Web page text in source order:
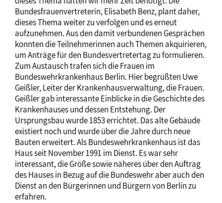
Bundesfrauenvertreterin, Elisabeth Benz, plant daher,
dieses Thema weiter zu verfolgen und es erneut
aufzunehmen. Aus den damit verbundenen Gesprächen
konnten die Teilnehmerinnen auch Themen akquirieren,
um Anträge für den Bundesvertretertag zu formulieren.
Zum Austausch trafen sich die Frauen im
Bundeswehrkrankenhaus Berlin. Hier begrüßten Uwe
Geißler, Leiter der Krankenhausverwaltung, die Frauen.
Geißler gab interessante Einblicke in die Geschichte des
Krankenhauses und dessen Entstehung. Der
Ursprungsbau wurde 1853 errichtet. Das alte Gebäude
existiert noch und wurde über die Jahre durch neue
Bauten erweitert. Als Bundeswehrkrankenhaus ist das
Haus seit November 1991 im Dienst. Es war sehr
interessant, die Größe sowie näheres über den Auftrag
des Hauses in Bezug auf die Bundeswehr aber auch den
Dienst an den Bürgerinnen und Bürgern von Berlin zu
erfahren.